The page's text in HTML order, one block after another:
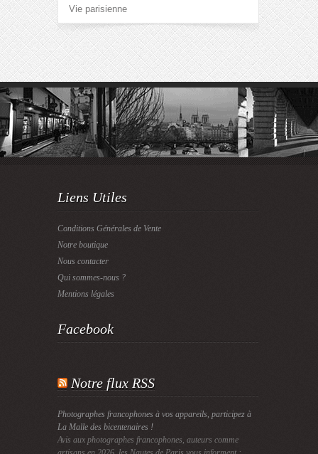
Vie parisienne
Liens Utiles
Conditions Générales de Vente
Notre boutique
Nous contacter
Qui sommes-nous ?
Mentions légales
Facebook
Notre flux RSS
Photographes francophones à vos appareils, participez à
La Malle des bicentenaires !
Avis aux photographes francophones, auteurs comme